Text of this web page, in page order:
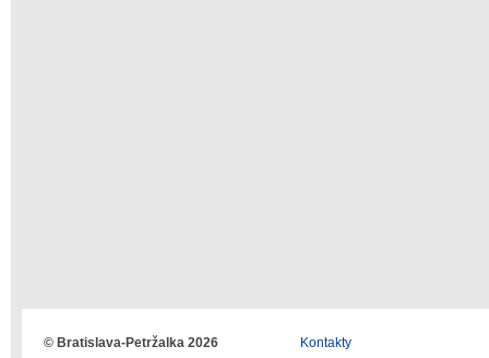
© Bratislava-Petržalka 2026
Kontakty